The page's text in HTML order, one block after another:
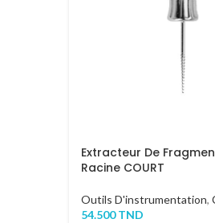
Extracteur De
Racine COURT
Outils D'instrumentation,
54.500TND